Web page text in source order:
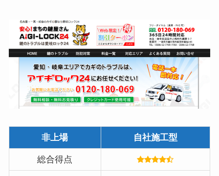
非上場 自社施工型
総合得点